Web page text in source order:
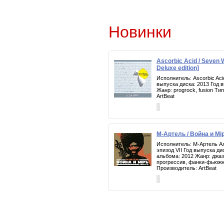
Новинки
Ascorbic Acid / Seven
Deluxe edition]
Исполнитель: Ascorbic
выпуска диска: 2013 Год
Жанр: progrock, fusion
ArtBeat
М-Артель / Война и
Исполнитель: М-Артель
эпизод VII Год выпуска
альбома: 2012 Жанр:
прогрессив, фанки-
Производитель: ArtBeat